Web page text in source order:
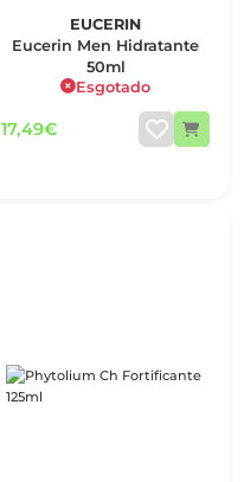
EUCERIN
Eucerin Men Hidratante
50ml
Esgotado
17,49€